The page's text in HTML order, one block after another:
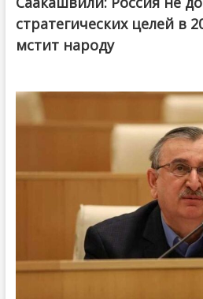
стратегических целей в
мстит народу